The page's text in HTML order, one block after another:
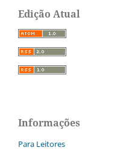
Edição Atual
Informações
Para Leitores